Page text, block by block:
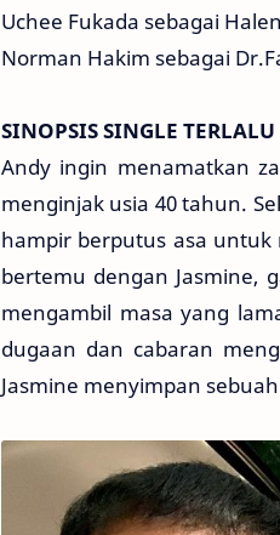
Uchee Fukada sebagai
Norman Hakim sebagai
SINOPSIS SINGLE
Andy ingin menamatkan
menginjak usia 40 tahun.
hampir berputus asa untuk
bertemu dengan Jasmine,
mengambil masa yang
dugaan dan cabaran
Jasmine menyimpan